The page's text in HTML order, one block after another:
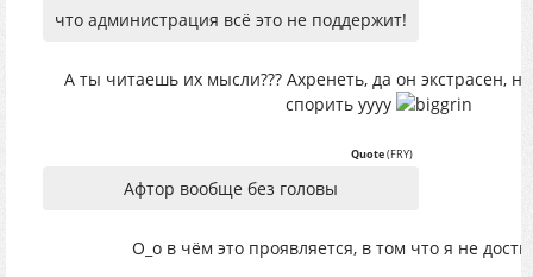
что администрация всё это не поддержит!
А ты читаешь их мысли??? Ахренеть, да он экстрасен,
спорить уууу
Quote(FRY)
Афтор вообще без головы
O_o в чём это проявляется, в том что я не